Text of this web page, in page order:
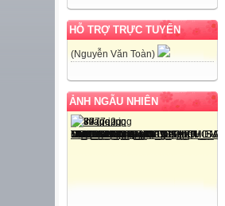
HỖ TRỢ TRỰC TUYẾN
(Nguyễn Văn Toàn)
ẢNH NGẪU NHIÊN